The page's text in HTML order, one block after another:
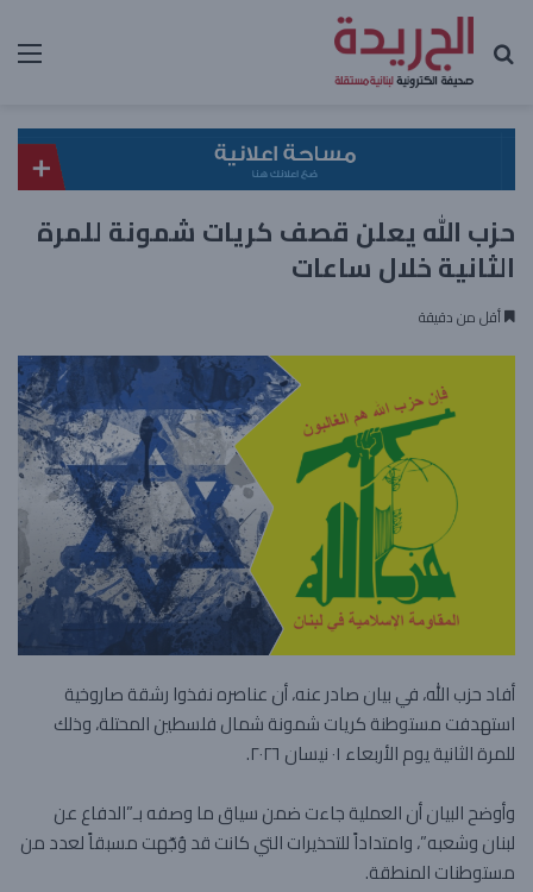
بحث عن
حزب الله يعلن قصف كريات شمونة للمرة
الثانية خلال ساعات
أقل من دقيقة
أفاد حزب الله، في بيان صادر عنه، أن عناصره نفذوا رشقة صاروخية
استهدفت مستوطنة كريات شمونة شمال فلسطين المحتلة، وذلك
للمرة الثانية يوم الأربعاء ٠١ نيسان ٢٠٢٦.
وأوضح البيان أن العملية جاءت ضمن سياق ما وصفه بـ”الدفاع عن
لبنان وشعبه”، وامتداداً للتحذيرات التي كانت قد وُجّهت مسبقاً لعدد من
مستوطنات المنطقة.